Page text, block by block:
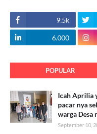
9.5k
6.000
POPULAR
Icah Aprilia
pacar nya
warga Desa
September 10,